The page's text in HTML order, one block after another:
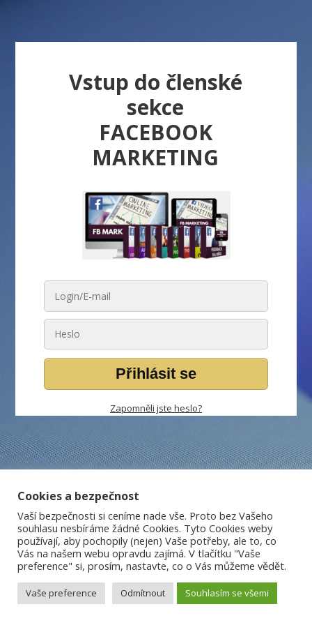
Vstup do členské
sekce
FACEBOOK
MARKETING
Přihlásit se
Zapomněli jste heslo?
Cookies a bezpečnost
Vaší bezpečnosti si ceníme nade vše. Proto bez Vašeho
souhlasu nesbíráme žádné Cookies. Tyto Cookies weby
používají, aby pochopily (nejen) Vaše potřeby, ale to, co
Vás na našem webu opravdu zajímá. V tlačítku "Vaše
preference" si, prosím, nastavte, co o Vás můžeme vědět.
Vaše preference Odmítnout Souhlasím se všemi